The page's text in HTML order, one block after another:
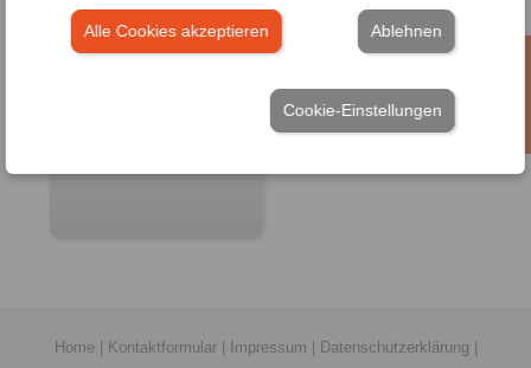
Alle Cookies akzeptieren Ablehnen
Cookie-Einstellungen
Home| Kontaktformular| Impressum Datenschutzerklärung